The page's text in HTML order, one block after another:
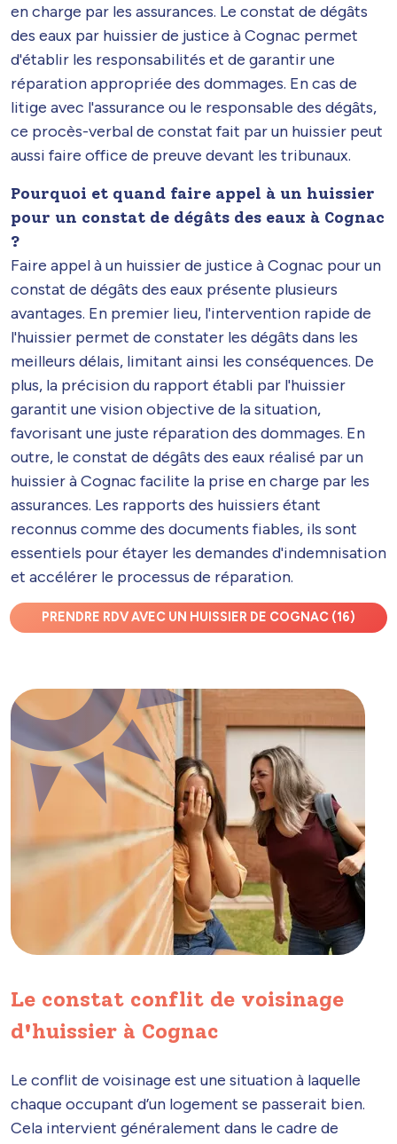
en charge par les assurances. Le constat de dégâts
des eaux par huissier de justice à Cognac permet
d'établir les responsabilités et de garantir une
réparation appropriée des dommages. En cas de
litige avec l'assurance ou le responsable des dégâts,
ce procès-verbal de constat fait par un huissier peut
aussi faire office de preuve devant les tribunaux.
Pourquoi et quand faire appel à un huissier
pour un constat de dégâts des eaux à Cognac
?
Faire appel à un huissier de justice à Cognac pour un
constat de dégâts des eaux présente plusieurs
avantages. En premier lieu, l'intervention rapide de
l'huissier permet de constater les dégâts dans les
meilleurs délais, limitant ainsi les conséquences. De
plus, la précision du rapport établi par l'huissier
garantit une vision objective de la situation,
favorisant une juste réparation des dommages. En
outre, le constat de dégâts des eaux réalisé par un
huissier à Cognac facilite la prise en charge par les
assurances. Les rapports des huissiers étant
reconnus comme des documents fiables, ils sont
essentiels pour étayer les demandes d'indemnisation
et accélérer le processus de réparation.
PRENDRE RDV AVEC UN HUISSIER DE COGNAC (16)
Le constat conflit de voisinage
d'huissier à Cognac
Le conflit de voisinage est une situation à laquelle
chaque occupant d’un logement se passerait bien.
Cela intervient généralement dans le cadre de